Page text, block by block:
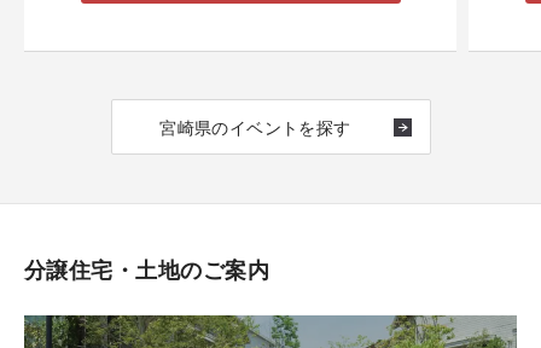
宮崎県のイベントを探す
分譲住宅・土地のご案内